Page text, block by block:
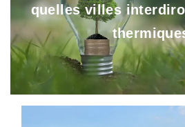
quelles villes